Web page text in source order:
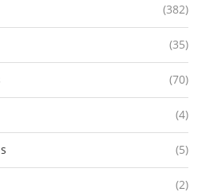
(382)
(35)
(70)
(4)
(5)
(2)